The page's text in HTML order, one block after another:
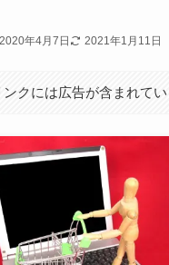
2020年4月7日 2021年1月11日
クには広告が含まれてい